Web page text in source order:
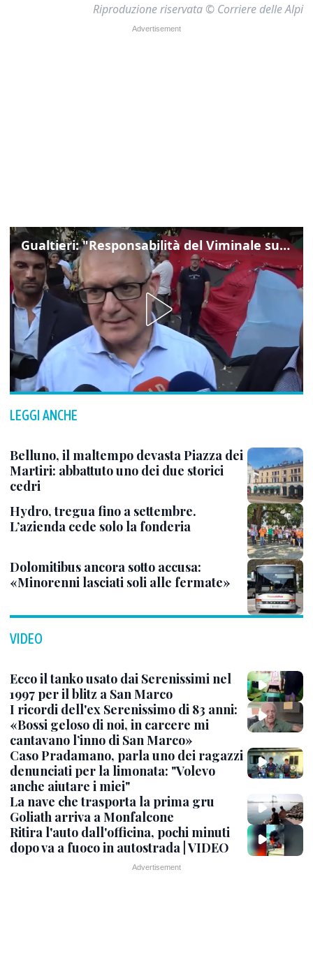
Riproduzione riservata © Corriere delle Alpi
Gualtieri: "Responsabilità del Viminale su Spin Time? La posizione dei partiti è nota"
LEGGI ANCHE
Belluno, il maltempo devasta Piazza dei
Martiri: abbattuto uno dei due storici
cedri
Hydro, tregua fino a settembre.
L’azienda cede solo la fonderia
Dolomitibus ancora sotto accusa:
«Minorenni lasciati soli alle fermate»
VIDEO
Ecco il tanko usato dai Serenissimi nel
1997 per il blitz a San Marco
I ricordi dell'ex Serenissimo di 83 anni:
«Bossi geloso di noi, in carcere mi
cantavano l’inno di San Marco»
Caso Pradamano, parla uno dei ragazzi
denunciati per la limonata: "Volevo
anche aiutare i miei"
La nave che trasporta la prima gru
Goliath arriva a Monfalcone
Ritira l'auto dall'officina, pochi minuti
dopo va a fuoco in autostrada | VIDEO